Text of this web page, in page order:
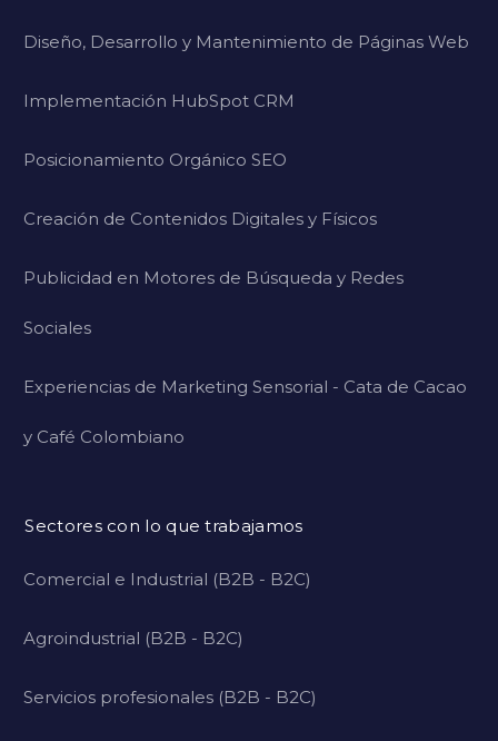
Diseño, Desarrollo y Mantenimiento de Páginas Web
Implementación HubSpot CRM
Posicionamiento Orgánico SEO
Creación de Contenidos Digitales y Físicos
Publicidad en Motores de Búsqueda y Redes
Sociales
Experiencias de Marketing Sensorial - Cata de Cacao
y Café Colombiano
Sectores con lo que trabajamos
Comercial e Industrial (B2B - B2C)
Agroindustrial (B2B - B2C)
Servicios profesionales (B2B - B2C)